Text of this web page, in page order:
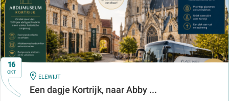
16
OKT
IN
ELEWIJT
Een dagje Kortrijk, naar Abby ...